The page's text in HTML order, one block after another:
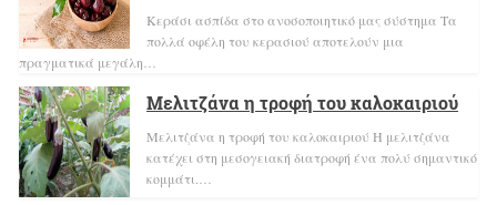
Κεράσι ασπίδα στο ανοσοποιητικό μας σύστημα Τα
πολλά οφέλη του κερασιού αποτελούν μια
πραγματικά μεγάλη…
Μελιτζάνα η τροφή του καλοκαιριού
Μελιτζάνα η τροφή του καλοκαιριού H μελιτζάνα
κατέχει στη μεσογειακή διατροφή ένα πολύ σημαντικό
κομμάτι.…